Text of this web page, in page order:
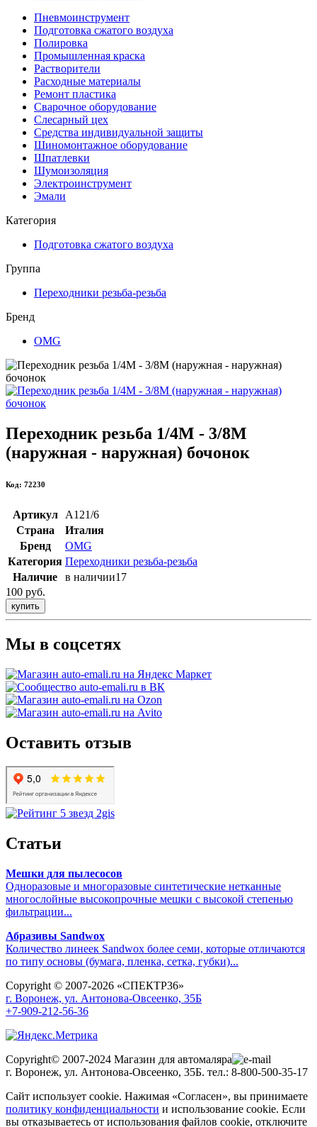
Пневмоинструмент
Подготовка сжатого воздуха
Полировка
Промышленная краска
Растворители
Расходные материалы
Ремонт пластика
Сварочное оборудование
Слесарный цех
Средства индивидуальной защиты
Шиномонтажное оборудование
Шпатлевки
Шумоизоляция
Электроинструмент
Эмали
Категория
Подготовка сжатого воздуха
Группа
Переходники резьба-резьба
Бренд
OMG
Переходник резьба 1/4M - 3/8M
(наружная - наружная) бочонок
Код: 72230
Артикул
A121/6
Страна
Италия
Бренд
OMG
Категория Переходники резьба-резьба
Наличие
в наличии17
100 руб.
купить
Мы в соцсетях
Оставить отзыв
Статьи
Мешки для пылесосов
Одноразовые и многоразовые синтетические нетканные
многослойные высокопрочные мешки с высокой степенью
фильтрации...
Абразивы Sandwox
Количество линеек Sandwox более семи, которые отличаются
по типу основы (бумага, пленка, сетка, губки)...
Copyright © 2007-2026 «СПЕКТР36»
г. Воронеж, ул. Антонова-Овсеенко, 35Б
+7-909-212-56-36
Copyright© 2007-2024 Магазин для автомаляра
г. Воронеж, ул. Антонова-Овсеенко, 35Б. тел.: 8-800-500-35-17
Сайт использует cookie. Нажимая «Согласен», вы принимаете
политику конфиденциальности и использование cookie. Если
вы отказываетесь от использования файлов cookie, отключите